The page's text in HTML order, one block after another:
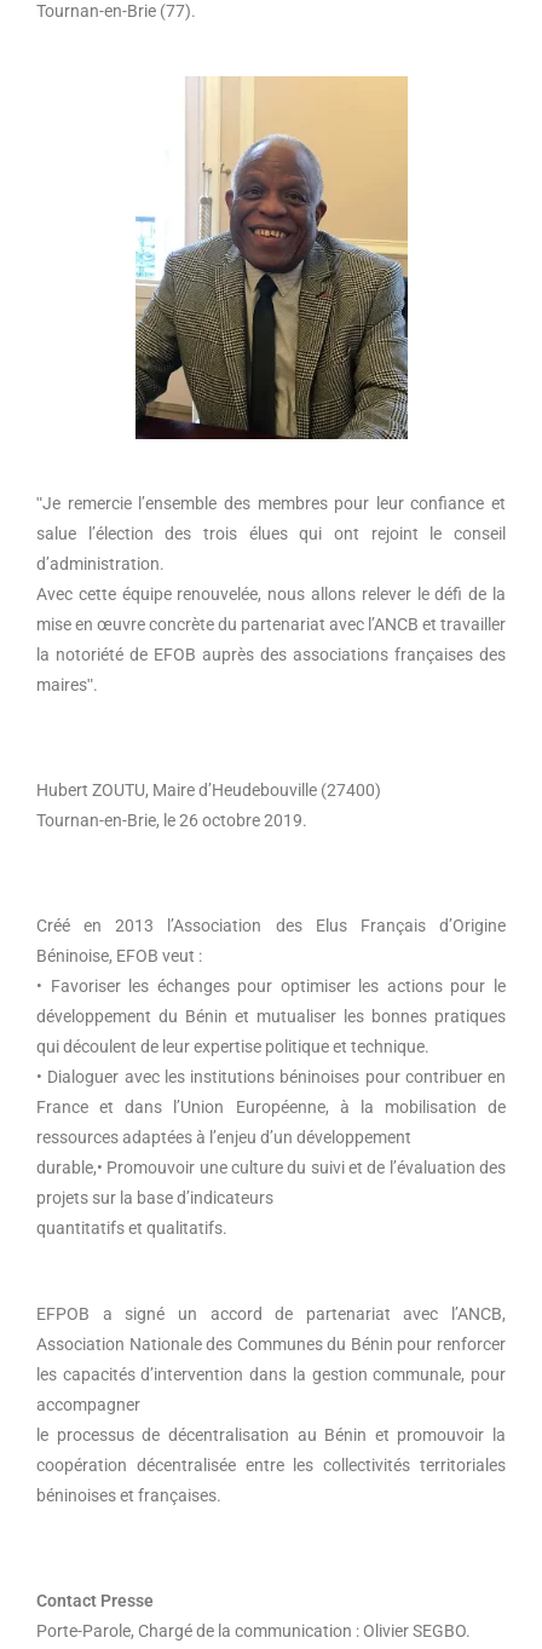
Tournan-en-Brie (77).
ʺJe remercie l’ensemble des membres pour leur confiance et
salue l’élection des trois élues qui ont rejoint le conseil
d’administration.
Avec cette équipe renouvelée, nous allons relever le défi de la
mise en œuvre concrète du partenariat avec l’ANCB et travailler
la notoriété de EFOB auprès des associations françaises des
mairesʺ.
Hubert ZOUTU, Maire d’Heudebouville (27400)
Tournan-en-Brie, le 26 octobre 2019.
Créé en 2013 l’Association des Elus Français d’Origine
Béninoise, EFOB veut :
• Favoriser les échanges pour optimiser les actions pour le
développement du Bénin et mutualiser les bonnes pratiques
qui découlent de leur expertise politique et technique.
• Dialoguer avec les institutions béninoises pour contribuer en
France et dans l’Union Européenne, à la mobilisation de
ressources adaptées à l’enjeu d’un développement
durable,• Promouvoir une culture du suivi et de l’évaluation des
projets sur la base d’indicateurs
quantitatifs et qualitatifs.
EFPOB a signé un accord de partenariat avec l’ANCB,
Association Nationale des Communes du Bénin pour renforcer
les capacités d’intervention dans la gestion communale, pour
accompagner
le processus de décentralisation au Bénin et promouvoir la
coopération décentralisée entre les collectivités territoriales
béninoises et françaises.
Contact Presse
Porte-Parole, Chargé de la communication : Olivier SEGBO.